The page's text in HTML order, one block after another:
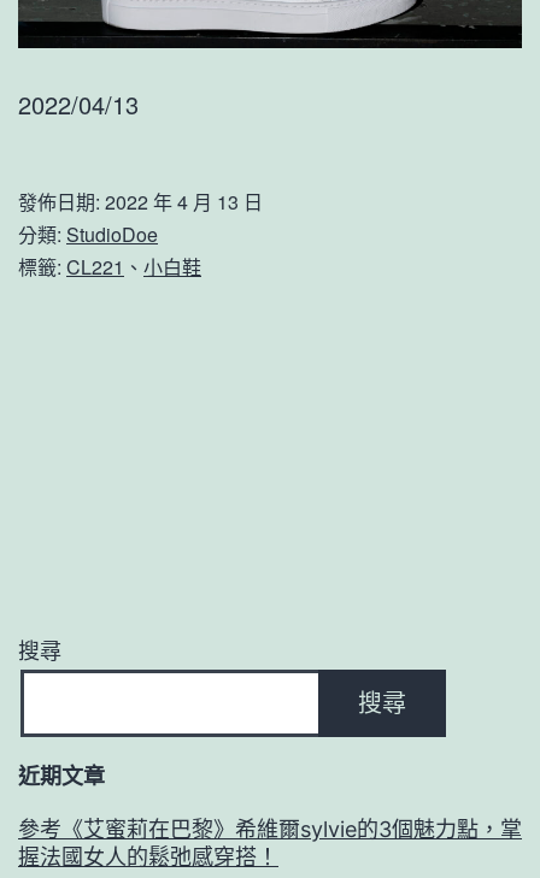
2022/04/13
發佈日期: 2022 年 4 月 13 日
分類: StudioDoe
標籤: CL221 、 小白鞋
搜尋
搜尋
近期文章
參考《艾蜜莉在巴黎》希維爾sylvie的3個魅力點，掌
握法國女人的鬆弛感穿搭！